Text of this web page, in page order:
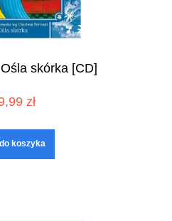
skórka [CD]
zł
do koszyka